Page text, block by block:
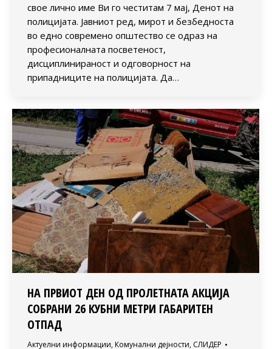
свое лично име Ви го честитам 7 мај, Денот на
полицијата. Јавниот ред, мирот и безбедноста
во едно современо општество се одраз на
професионалната посветеност,
дисциплинираност и одговорност на
припадниците на полицијата. Да…
НА ПРВИОТ ДЕН ОД ПРОЛЕТНАТА АКЦИЈА
СОБРАНИ 26 КУБНИ МЕТРИ ГАБАРИТЕН
ОТПАД
Актуелни информации, Комунални дејности, СЛИДЕР